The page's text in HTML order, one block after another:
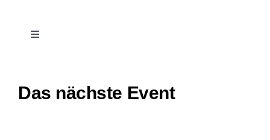
Toggle
Das nächste Event